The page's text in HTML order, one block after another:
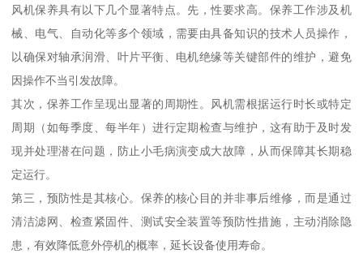
风机保养具有以下几个显著特点。先，性要求高。保养工作涉及机
械、电气、自动化等多个领域，需要由具备知识的技术人员操作，
以确保对轴承润滑、叶片平衡、电机绝缘等关键部件的维护，避免
因操作不当引发故障。
其次，保养工作呈现出显著的周期性。风机需根据运行时长或特定
周期（如每季度、每半年）进行定期检查与维护，这有助于及时发
现并处理潜在问题，防止小毛病演变成大故障，从而保障其长期稳
定运行。
第三，预防性是其核心。保养的核心目的并非事后维修，而是通过
清洁滤网、检查紧固件、测试安全装置等预防性措施，主动消除隐
患，有效降低意外停机的概率，延长设备使用寿命。